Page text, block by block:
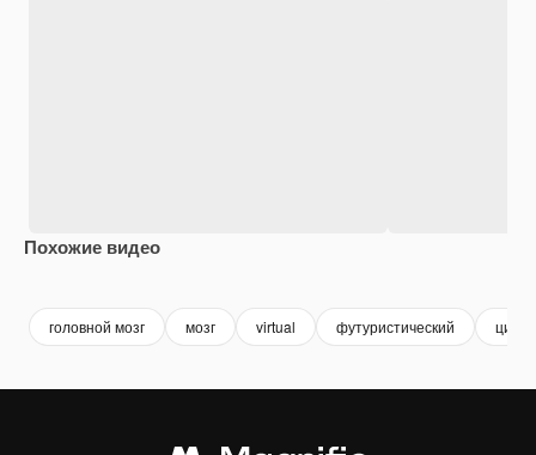
Похожие видео
головной мозг мозг virtual футуристический